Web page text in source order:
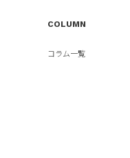
COLUMN
コラム一覧